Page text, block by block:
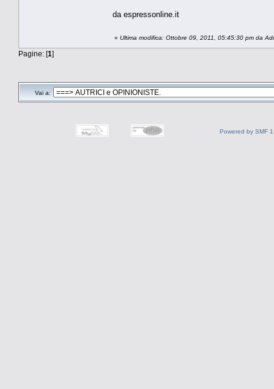
da espressonline.it
« Ultima modifica: Ottobre 09, 2011, 05:45:30 pm da
Pagine: [1]
Vai a:
Powered by SMF